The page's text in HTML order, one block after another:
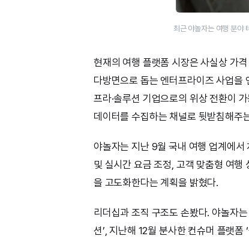
최근 야놀자는 여행 분야
현재의 여행 플랫폼 시장은 사실상 가
다방면으로 돕는 엔터프라이즈 사업을
프라·솔루션 기업으로의 위상 전환이
데이터를 수집하는 채널로 뒷받침해주
야놀자는 지난 9월 국내 여행 업계에
및 실시간 요금 조정, 고객 맞춤형 여행
을 고도화한다는 계획을 밝혔다.
리더십과 조직 구조도 손봤다. 야놀자
션’, 지난해 12월 분사한 컨슈머 플랫